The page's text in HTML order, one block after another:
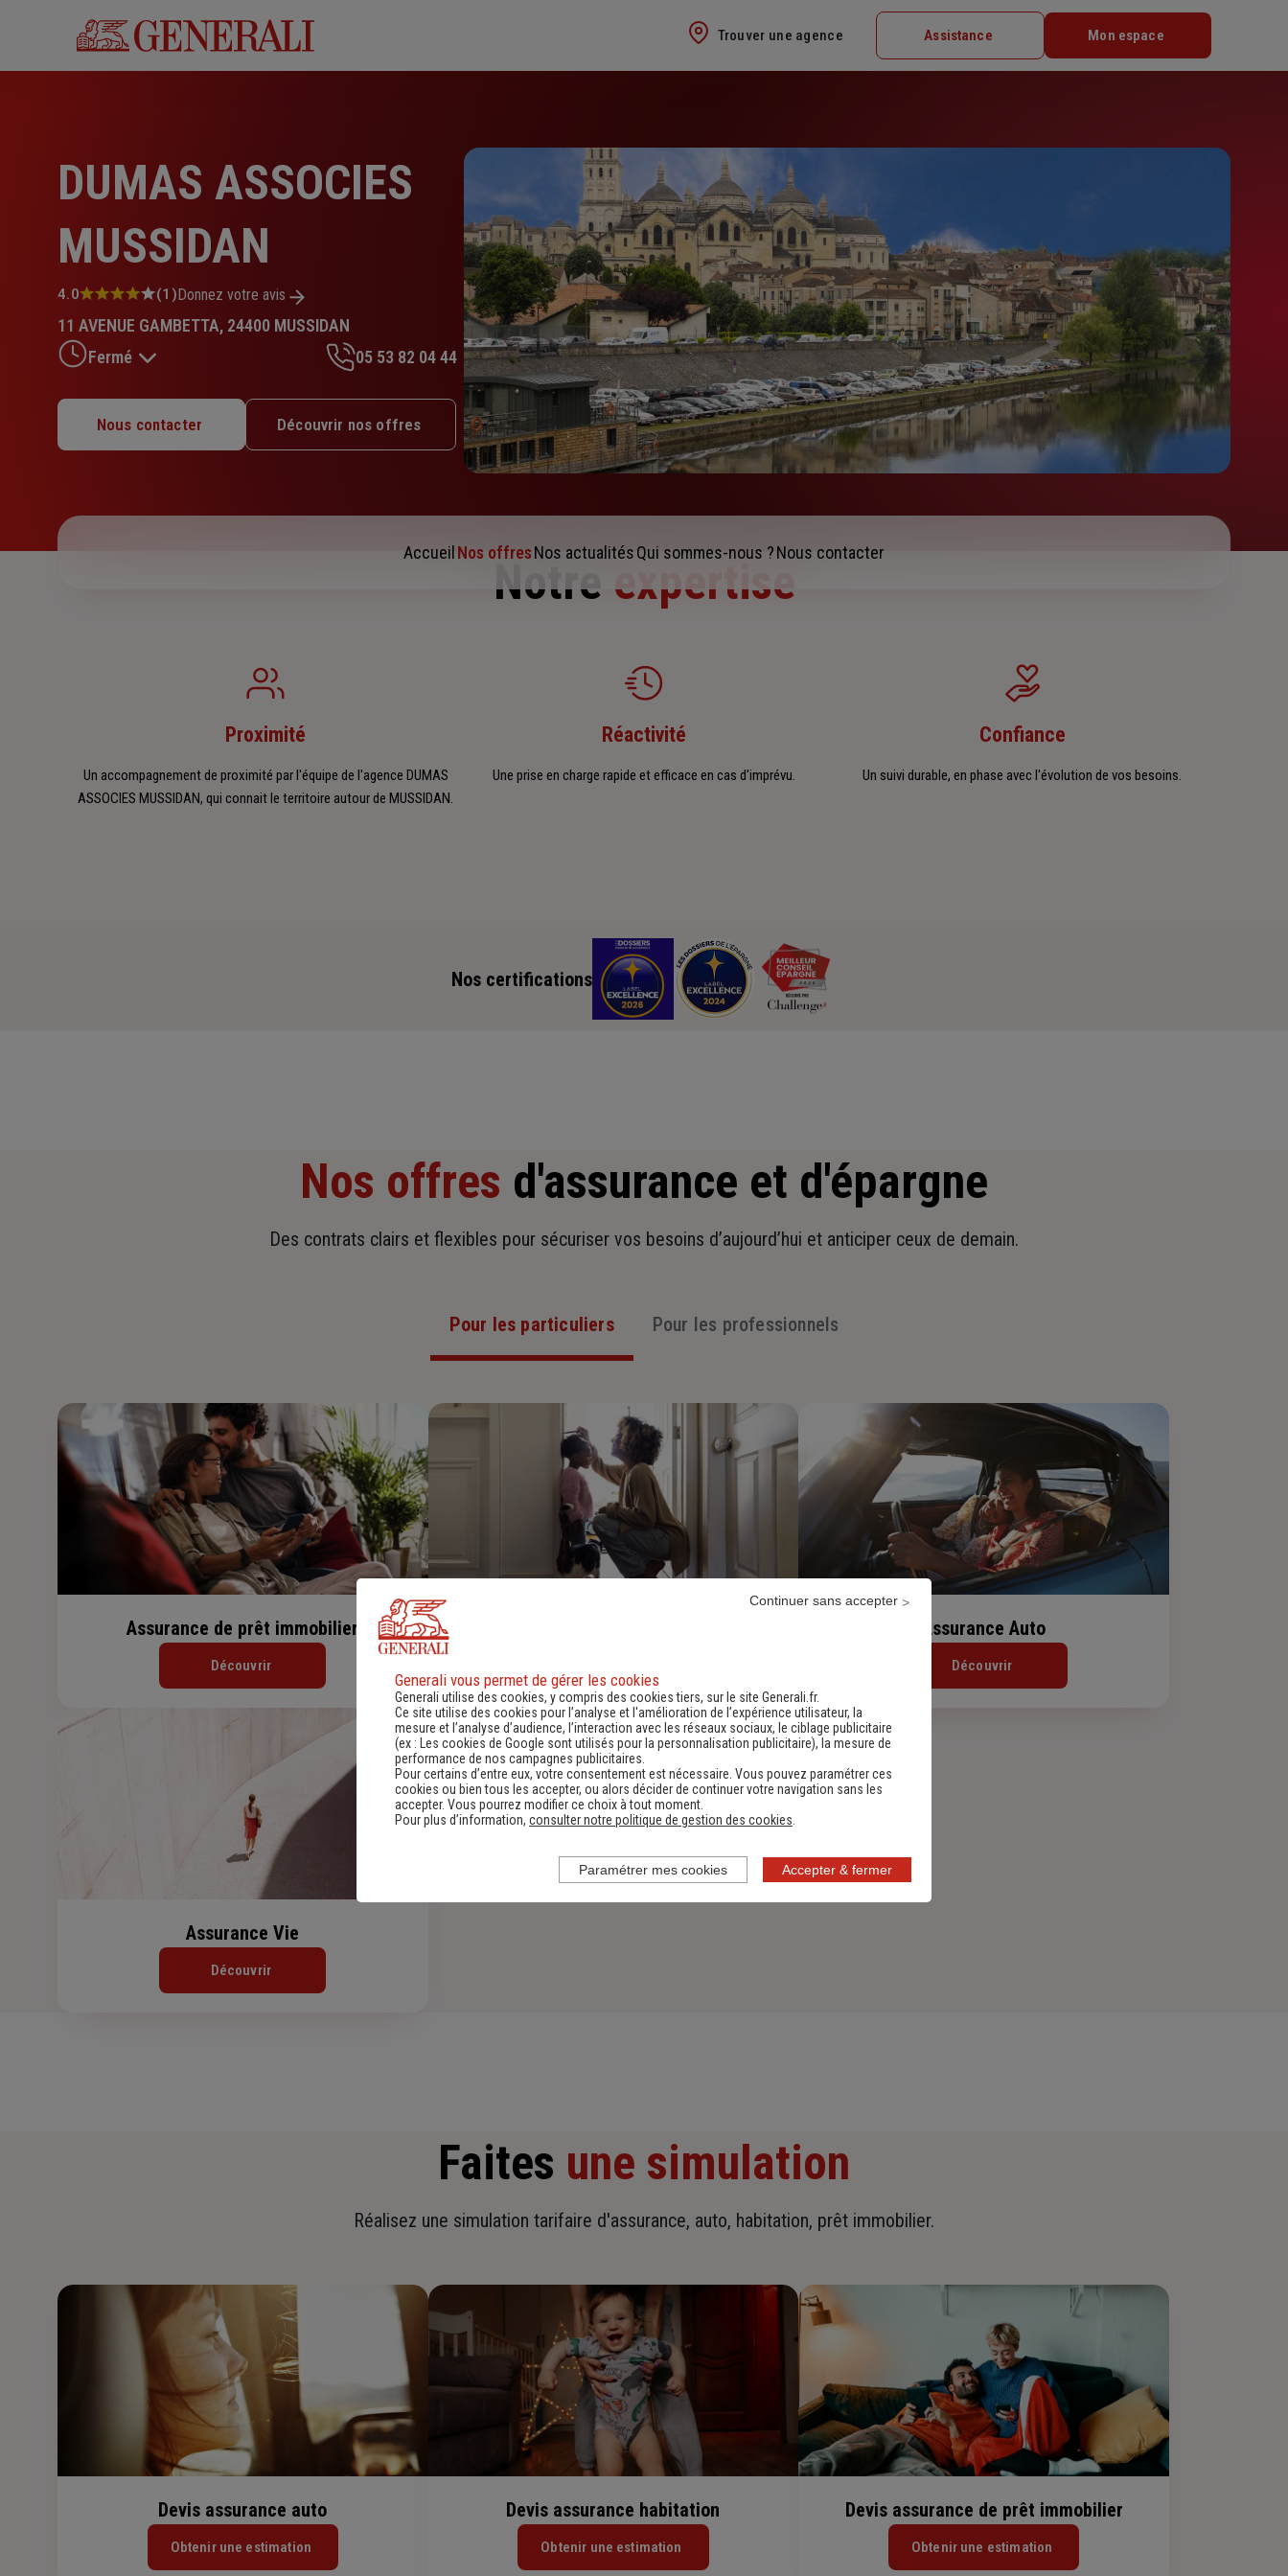
Trouver une agence Assistance Mon espace
DUMAS ASSOCIES
MUSSIDAN
Note
4.0
sur
5
4.0 (1)Donnez votre avis
11 AVENUE GAMBETTA, 24400 MUSSIDAN
Fermé
Lundi : Fermé
Mardi : 09h – 12h / 13h30 – 17h30
05 53 82 04 44
Nous contacter Découvrir nos offres
Accueil Nos offresNos actualitésQui sommes-nous ?Nous contacter
Notre expertise
Proximité
Un accompagnement de proximité par l'équipe de l'agence DUMAS
ASSOCIES MUSSIDAN, qui connait le territoire autour de MUSSIDAN.
Réactivité
Une prise en charge rapide et efficace en cas d'imprévu.
Confiance
Un suivi durable, en phase avec l'évolution de vos besoins.
Nos certifications
Nos offres d'assurance et d'épargne
Des contrats clairs et flexibles pour sécuriser vos besoins d’aujourd’hui et anticiper ceux de demain.
Pour les particuliers Pour les professionnels
Assurance de prêt immobilier
Découvrir
Assurance Auto
Découvrir
Assurance Vie
Découvrir
Faites une simulation
Réalisez une simulation tarifaire d'assurance, auto, habitation, prêt immobilier.
Devis assurance auto
Obtenir une estimation
Devis assurance habitation
Obtenir une estimation
Devis assurance de prêt immobilier
Obtenir une estimation
Generali vous permet de gérer les cookies
Generali utilise des cookies, y compris des cookies tiers, sur le site Generali.fr.
Ce site utilise des cookies pour l’analyse et l'amélioration de l’expérience utilisateur, la
mesure et l’analyse d’audience, l’interaction avec les réseaux sociaux, le ciblage publicitaire
(ex :
Les cookies de Google sont utilisés pour la personnalisation publicitaire), la mesure de
performance de nos campagnes publicitaires.
Pour certains d’entre eux, votre consentement est nécessaire. Vous pouvez paramétrer ces
cookies ou bien tous les accepter, ou alors décider de continuer votre navigation sans les
accepter. Vous pourrez modifier ce choix à tout moment.
Pour plus d’information, consulter notre politique de gestion des cookies
Accepter & fermer
Continuer sans accepter
Paramétrer mes cookies